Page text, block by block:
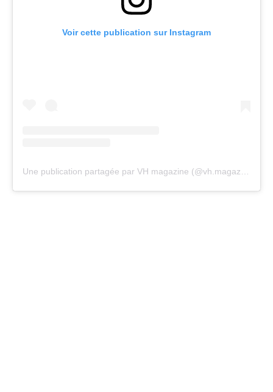
Voir cette publication sur Instagram
Une publication partagée par VH magazine (@vh.magazine)